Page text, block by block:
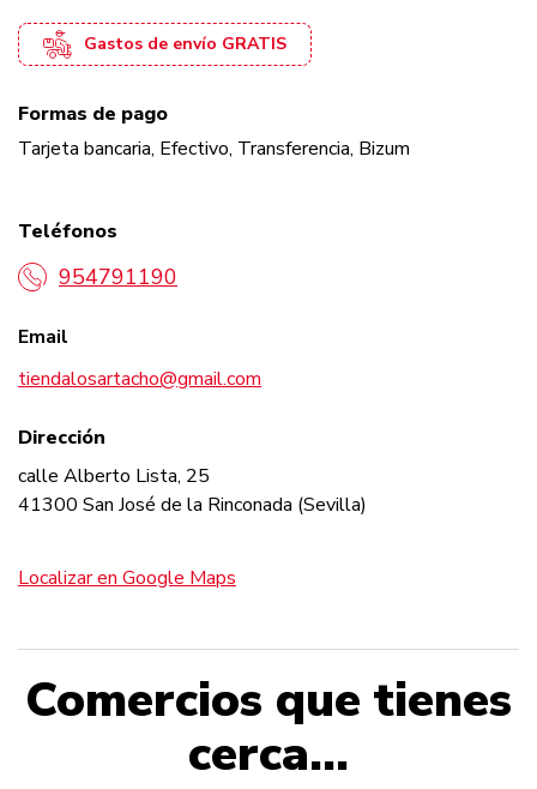
Gastos de envío GRATIS
Formas de pago
Tarjeta bancaria Efectivo Transferencia Bizum
Teléfonos
954791190
Email
tiendalosartacho@gmail.com
Dirección
calle Alberto Lista, 25
41300 San José de la Rinconada (Sevilla)
Localizar en Google Maps
Comercios que tienes
cerca...